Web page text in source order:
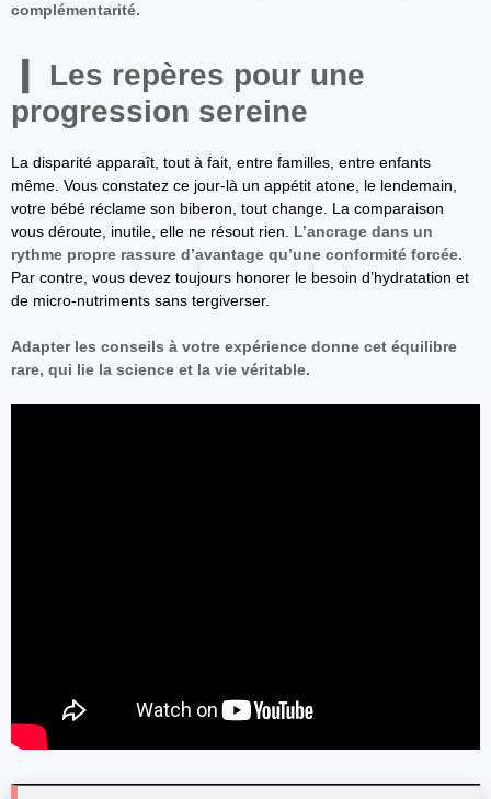
complémentarité.
Les repères pour une
progression sereine
La disparité apparaît, tout à fait, entre familles, entre enfants
même. Vous constatez ce jour-là un appétit atone, le lendemain,
votre bébé réclame son biberon, tout change. La comparaison
vous déroute, inutile, elle ne résout rien. L’ancrage dans un
rythme propre rassure d’avantage qu’une conformité forcée.
Par contre, vous devez toujours honorer le besoin d’hydratation et
de micro-nutriments sans tergiverser.
Adapter les conseils à votre expérience donne cet équilibre
rare, qui lie la science et la vie véritable.